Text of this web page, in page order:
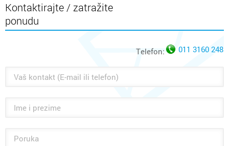
Kontaktirajte / zatražite
ponudu
Telefon: 011 3160 248